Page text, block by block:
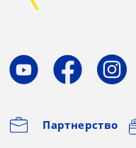
Партнерство